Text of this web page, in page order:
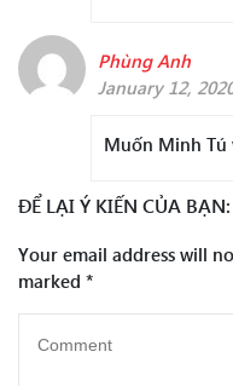
Phùng Anh
January 12,
Muốn Minh Tú
ĐỂ LẠI Ý KIẾN CỦA BẠN:
Your email address will
marked *